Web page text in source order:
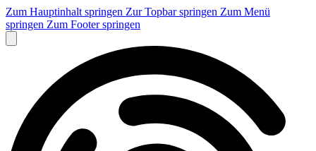
Zum Hauptinhalt springen Zur Topbar springen Zum Menü
springen Zum Footer springen